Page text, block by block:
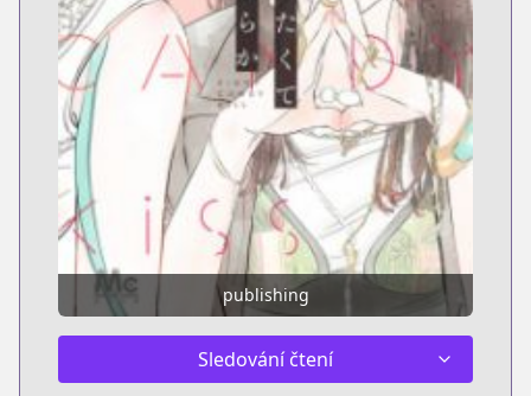
publishing
Sledování čtení